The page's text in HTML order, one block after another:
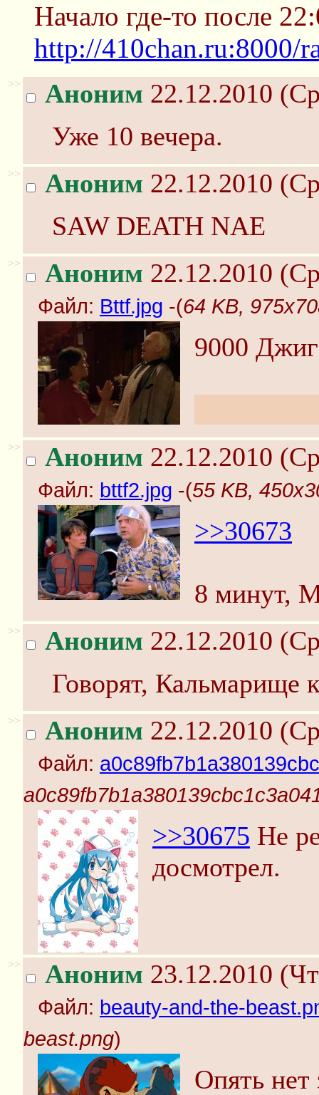
Начало где-то после
http://410chan.ru:8000/
>> Аноним 22.12.2010
Уже 10 вечера.
>> Аноним 22.12.2010
SAW DEATH NAE
>> Аноним 22.12.2010
Файл: Bttf.jpg -(64 KB,
9000
>> Аноним 22.12.2010
Файл: bttf2.jpg -(55 KB,
>>30673
8 минут,
>> Аноним 22.12.2010
Говорят, Кальмарище
>> Аноним 22.12.2010
Файл:
>>30675 Не
досмотрел.
>> Аноним 23.12.2010
Файл: beauty-and-the-
beast.png)
Опять нет